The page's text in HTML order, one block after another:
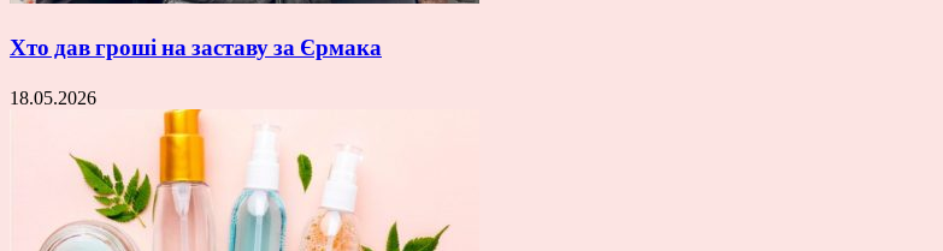
Хто дав гроші на заставу за Єрмака
18.05.2026